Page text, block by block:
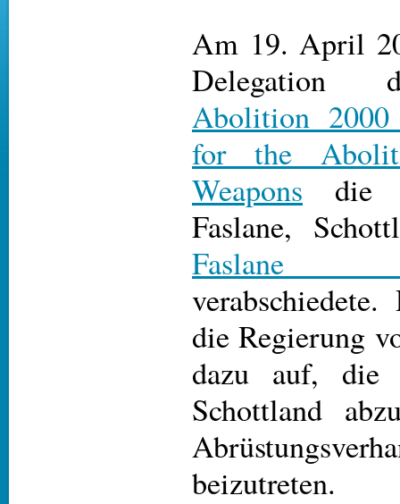
Am 19. April
Delegation
Abolition
for the
Weapons die
Faslane,
Faslane
die Regierung
dazu auf, die
Schottland
beizutreten.